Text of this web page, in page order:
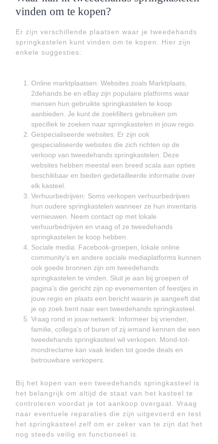
vinden om te kopen?
Er zijn verschillende plaatsen waar je tweedehands
springkastelen kunt vinden om te kopen. Hier zijn
enkele suggesties:
Online marktplaatsen: Websites zoals Marktplaats,
2dehands.be en eBay zijn populaire platforms waar
mensen hun gebruikte springkastelen te koop
aanbieden. Je kunt de zoekfilters gebruiken om
specifiek te zoeken naar springkastelen in jouw regio.
Gespecialiseerde websites: Er zijn ook
gespecialiseerde websites die zich richten op de
verkoop van tweedehands springkastelen. Deze
websites hebben meestal een breed scala aan opties
beschikbaar en bieden gedetailleerde informatie over
elk kasteel.
Verhuurbedrijven: Soms verkopen verhuurbedrijven
hun oudere springkastelen wanneer ze hun inventaris
vernieuwen. Neem contact op met lokale
verhuurbedrijven en vraag of ze tweedehands
springkastelen te koop hebben.
Sociale media: Facebook-groepen, lokale online
community’s en andere sociale mediaplatforms kunnen
ook goede bronnen zijn om tweedehands
springkastelen te vinden. Sluit je aan bij groepen of
pagina’s die gericht zijn op evenementen of feestjes in
jouw regio en plaats een bericht waarin je aangeeft dat
je op zoek bent naar een tweedehands springkasteel.
Vraag rond in jouw netwerk: Informeer bij vrienden,
familie, collega’s of buren of zij iemand kennen die een
tweedehands springkasteel wil verkopen. Mond-tot-
mondreclame kan vaak leiden tot goede deals en
betrouwbare verkopers.
Bij het kopen van een tweedehands springkasteel is
het belangrijk om altijd de staat van het kasteel te
controleren voordat je tot aankoop overgaat. Vraag
naar eventuele reparaties die zijn uitgevoerd en test
het springkasteel zelf om er zeker van te zijn dat het
nog steeds veilig en functioneel is.